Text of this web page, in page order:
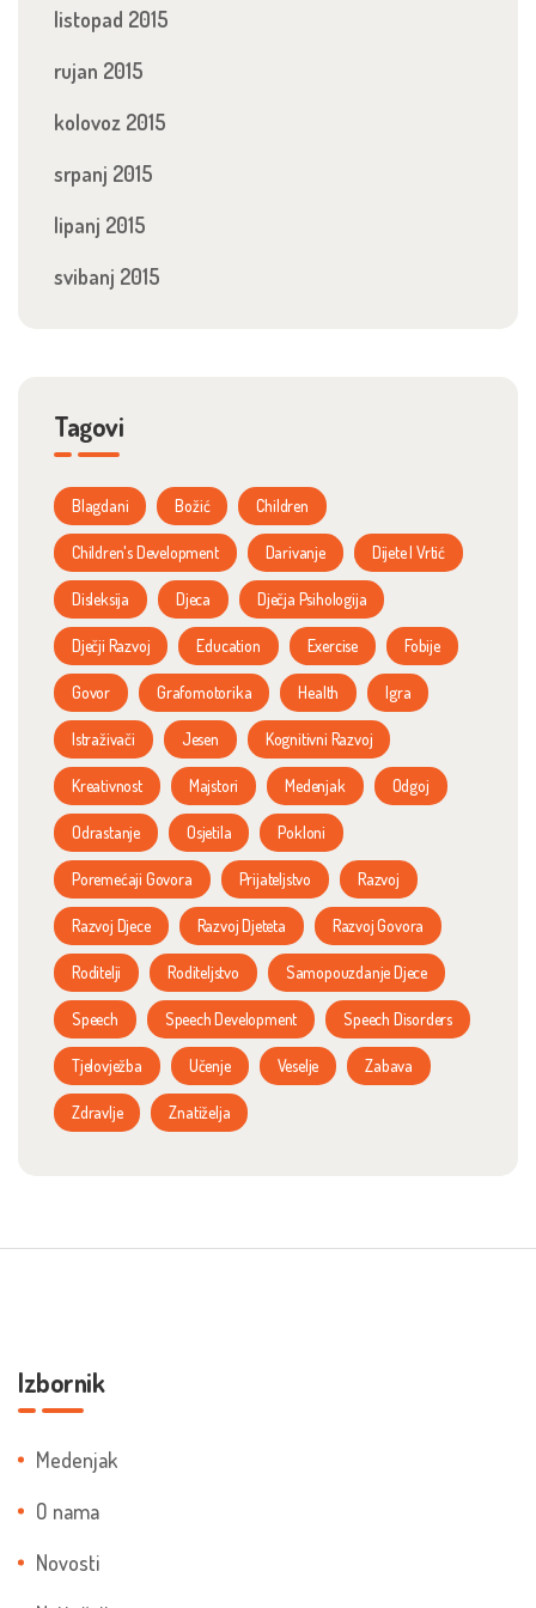
listopad 2015
rujan 2015
kolovoz 2015
srpanj 2015
lipanj 2015
svibanj 2015
Tagovi
Blagdani Božić Children
Children's Development Darivanje Dijete I Vrtić
Disleksija Djeca Dječja Psihologija
Dječji Razvoj Education Exercise Fobije
Govor Grafomotorika Health Igra
Istraživači Jesen Kognitivni Razvoj
Kreativnost Majstori Medenjak Odgoj
Odrastanje Osjetila Pokloni
Poremećaji Govora Prijateljstvo Razvoj
Razvoj Djece Razvoj Djeteta Razvoj Govora
Roditelji Roditeljstvo Samopouzdanje Djece
Speech Speech Development Speech Disorders
Tjelovježba Učenje Veselje Zabava
Zdravlje Znatiželja
Izbornik
Medenjak
O nama
Novosti